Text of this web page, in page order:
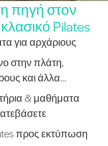
πηγή στον
Pilates
για αρχάριους
στην πλάτη,
και άλλα...
& μαθήματα
προς εκτύπωση